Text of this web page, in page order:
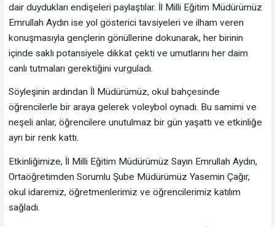
dair duydukları endişeleri paylaştılar. İl Milli Eğitim Müdürümüz
Emrullah Aydın ise yol gösterici tavsiyeleri ve ilham veren
konuşmasıyla gençlerin gönüllerine dokunarak, her birinin
içinde saklı potansiyele dikkat çekti ve umutlarını her daim
canlı tutmaları gerektiğini vurguladı.
Söyleşinin ardından İl Müdürümüz, okul bahçesinde
öğrencilerle bir araya gelerek voleybol oynadı. Bu samimi ve
neşeli anlar, öğrencilere unutulmaz bir gün yaşattı ve etkinliğe
ayrı bir renk kattı.
Etkinliğimize, İl Milli Eğitim Müdürümüz Sayın Emrullah Aydın,
Ortaöğretimden Sorumlu Şube Müdürümüz Yasemin Çağır,
okul idaremiz, öğretmenlerimiz ve öğrencilerimiz katılım
sağladı.